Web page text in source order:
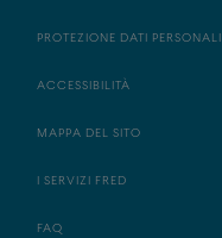
PROTEZIONE DATI PERSONALI
ACCESSIBILITÀ
MAPPA DEL SITO
I SERVIZI FRED
FAQ